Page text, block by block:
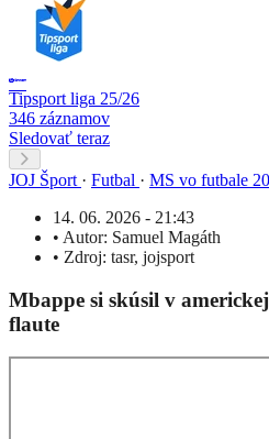
Tipsport liga 25/26
346 záznamov
Sledovať teraz
JOJ Šport · Futbal · MS vo futbale
14. 06. 2026 - 21:43
• Autor: Samuel Magáth
• Zdroj: tasr, jojsport
Mbappe si skúsil v
flaute